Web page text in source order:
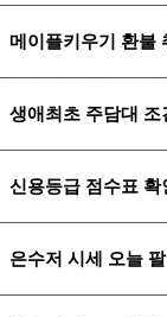
생애최초 주담대
신용등급 점수표 확
은수저 시세 오늘